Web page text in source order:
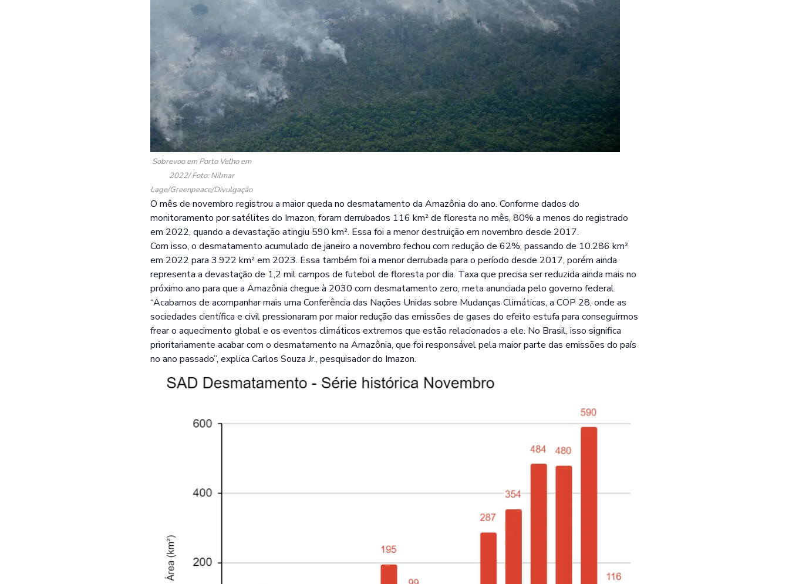
Sobrevoo em Porto Velho em
2022/ Foto: Nilmar
Lage/Greenpeace/Divulgação
O mês de novembro registrou a maior queda no desmatamento da Amazônia do ano. Conforme dados do
monitoramento por satélites do Imazon, foram derrubados 116 km² de floresta no mês, 80% a menos do registrado
em 2022, quando a devastação atingiu 590 km². Essa foi a menor destruição em novembro desde 2017.
Com isso, o desmatamento acumulado de janeiro a novembro fechou com redução de 62%, passando de 10.286 km²
em 2022 para 3.922 km² em 2023. Essa também foi a menor derrubada para o período desde 2017, porém ainda
representa a devastação de 1,2 mil campos de futebol de floresta por dia. Taxa que precisa ser reduzida ainda mais no
próximo ano para que a Amazônia chegue à 2030 com desmatamento zero, meta anunciada pelo governo federal.
“Acabamos de acompanhar mais uma Conferência das Nações Unidas sobre Mudanças Climáticas, a COP 28, onde as
sociedades científica e civil pressionaram por maior redução das emissões de gases do efeito estufa para conseguirmos
frear o aquecimento global e os eventos climáticos extremos que estão relacionados a ele. No Brasil, isso significa
prioritariamente acabar com o desmatamento na Amazônia, que foi responsável pela maior parte das emissões do país
no ano passado”, explica Carlos Souza Jr., pesquisador do Imazon.